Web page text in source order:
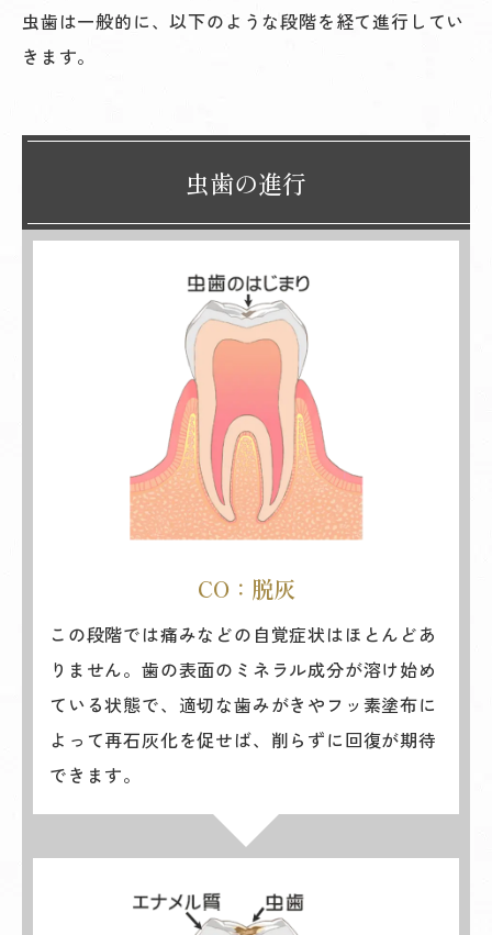
虫歯は一般的に、以下のような段階を経て進行してい
きます。
虫歯の進行
CO：脱灰
この段階では痛みなどの自覚症状はほとんどあ
りません。歯の表面のミネラル成分が溶け始め
ている状態で、適切な歯みがきやフッ素塗布に
よって再石灰化を促せば、削らずに回復が期待
できます。